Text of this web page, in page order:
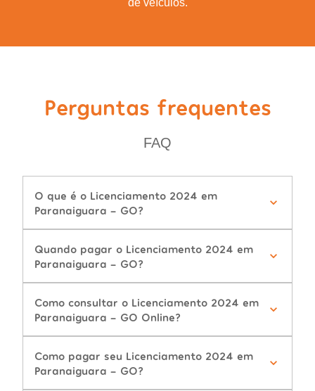
de veículos.
Perguntas frequentes
FAQ
O que é o Licenciamento 2024 em
Paranaiguara - GO?
Quando pagar o Licenciamento 2024 em
Paranaiguara - GO?
Como consultar o Licenciamento 2024 em
Paranaiguara - GO Online?
Como pagar seu Licenciamento 2024 em
Paranaiguara - GO?